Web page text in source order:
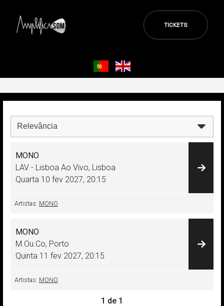
TICKETS
MONO
LAV - Lisboa Ao Vivo, Lisboa
Quarta 10 fev 2027, 20:15
Artistas: MONO
MONO
M.Ou.Co, Porto
Quinta 11 fev 2027, 20:15
Artistas: MONO
1 de 1